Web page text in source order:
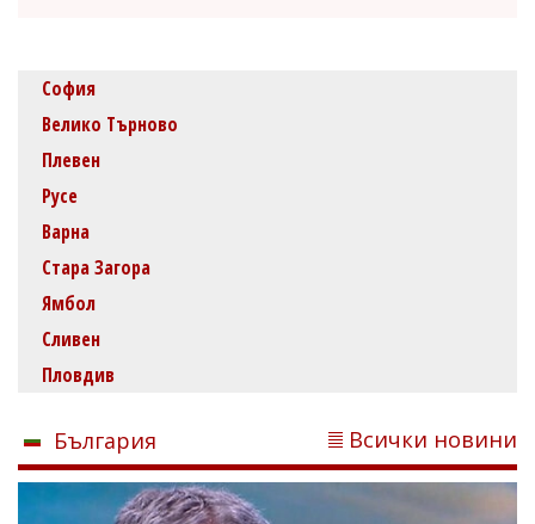
София
Велико Търново
Плевен
Русе
Варна
Стара Загора
Ямбол
Сливен
Пловдив
България Всички новини